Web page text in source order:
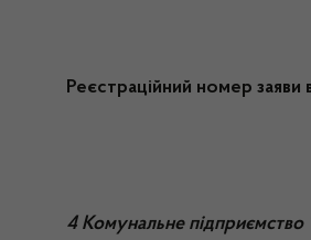
Реєстраційний номер
4 Комунальне підприємство